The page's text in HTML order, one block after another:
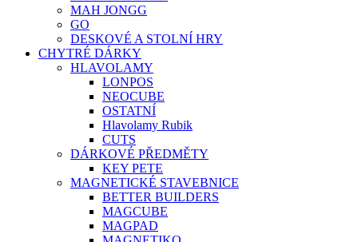
MAH JONGG
GO
DESKOVÉ A STOLNÍ HRY
CHYTRÉ DÁRKY
HLAVOLAMY
LONPOS
NEOCUBE
OSTATNÍ
Hlavolamy Rubik
CUTS
DÁRKOVÉ PŘEDMĚTY
KEY PETE
MAGNETICKÉ STAVEBNICE
BETTER BUILDERS
MAGCUBE
MAGPAD